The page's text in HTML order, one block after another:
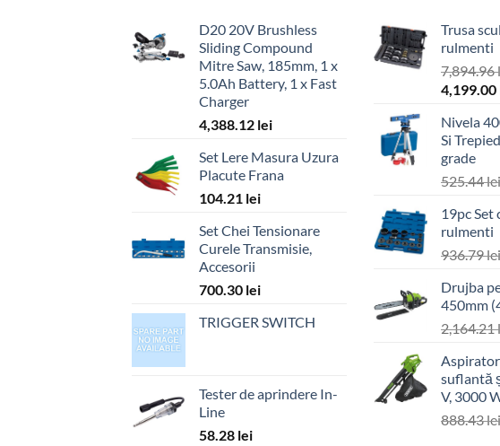
D20 20V Brushless
Sliding Compound
Mitre Saw, 185mm, 1 x
5.0Ah Battery, 1 x Fast
Charger
4,388.12 lei
Set Lere Masura Uzura
Placute Frana
104.21 lei
Set Chei Tensionare
Curele Transmisie,
Accesorii
700.30 lei
TRIGGER SWITCH
Tester de aprindere In-
Line
58.28 lei
Trusa
rulmenti
7,894.96
Prețul
a
fost:
7,894.96
4,199.00
Nivela
Si
grade
525.44lei
19pc Set
rulmenti
936.79lei
Drujba
450mm
2,164.21
suflantă
V, 3000
888.43lei